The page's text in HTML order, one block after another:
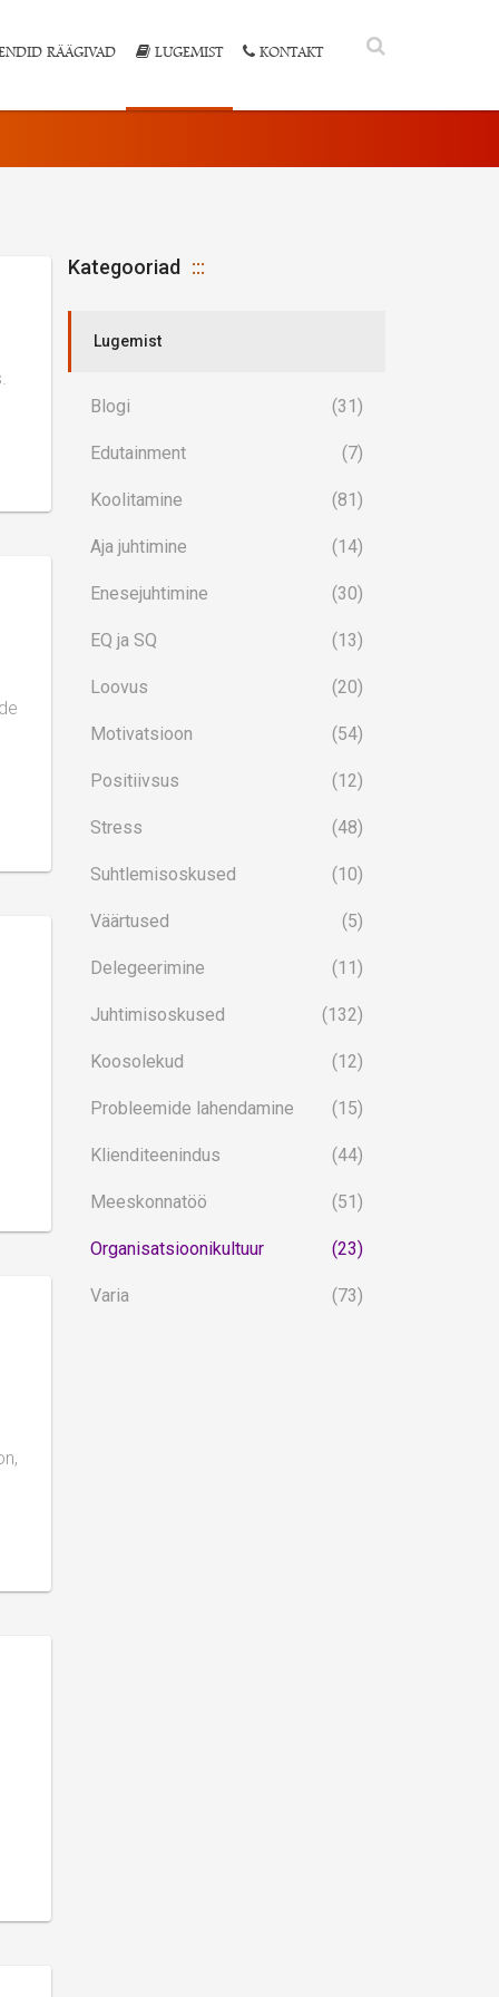
RÄÄGIVAD LUGEMIST KONTAKT
Kategooriad
Lugemist
Blogi (31)
Edutainment (7)
Koolitamine (81)
Aja juhtimine (14)
Enesejuhtimine (30)
EQ ja SQ (13)
Loovus (20)
Motivatsioon (54)
Positiivsus (12)
Stress (48)
Suhtlemisoskused (10)
Väärtused (5)
Delegeerimine (11)
Juhtimisoskused (132)
Koosolekud (12)
Probleemide lahendamine (15)
Klienditeenindus (44)
Meeskonnatöö (51)
Organisatsioonikultuur (23)
Varia (73)